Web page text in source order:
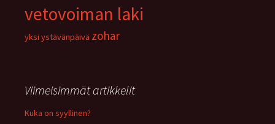
vetovoiman laki
yksi ystävänpäivä zohar
Viimeisimmät artikkelit
Kuka on syyllinen?